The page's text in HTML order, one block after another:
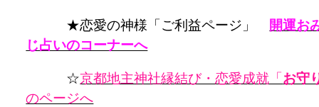
★恋愛の神様「ご利益ページ」
開運お
じ占いのコーナーへ
☆京都地主神社縁結び・恋愛成就「お守
のページへ